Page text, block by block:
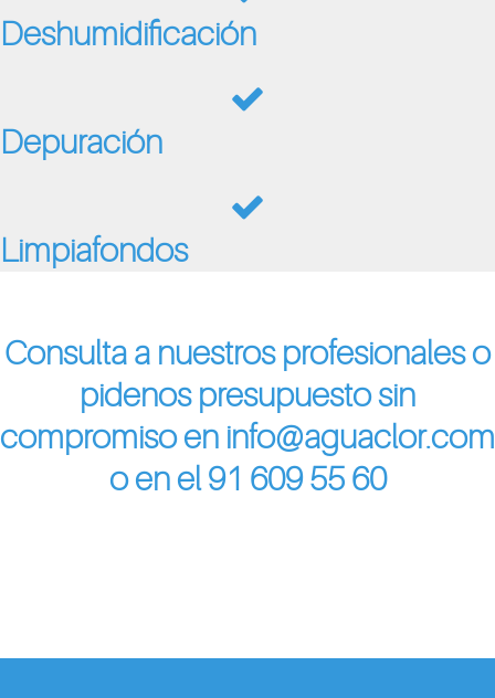
Deshumidificación
Depuración
Limpiafondos
Consulta a nuestros profesionales o
pidenos presupuesto sin
compromiso en info@aguaclor.com
o en el 91 609 55 60